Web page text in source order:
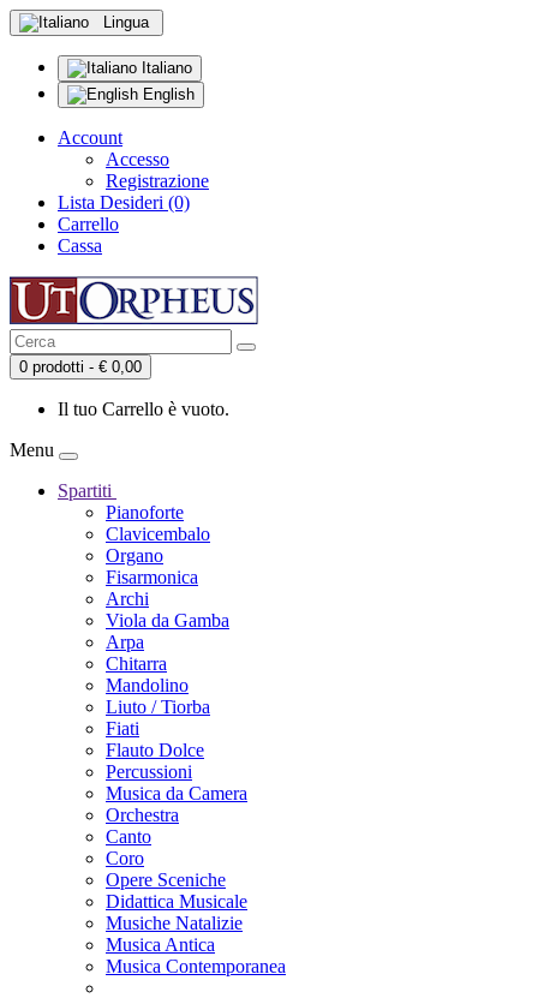
Lingua
Italiano
English
Account
Accesso
Registrazione
Lista Desideri (0)
Carrello
Cassa
0 prodotti - € 0,00
Il tuo Carrello è vuoto.
Menu
Spartiti
Pianoforte
Clavicembalo
Organo
Fisarmonica
Archi
Viola da Gamba
Arpa
Chitarra
Mandolino
Liuto / Tiorba
Fiati
Flauto Dolce
Percussioni
Musica da Camera
Orchestra
Canto
Coro
Opere Sceniche
Didattica Musicale
Musiche Natalizie
Musica Antica
Musica Contemporanea